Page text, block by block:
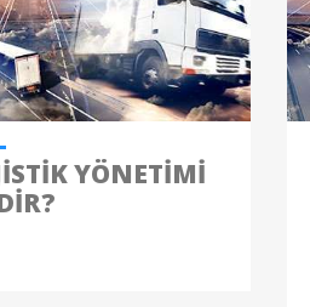
YÖNETIMI